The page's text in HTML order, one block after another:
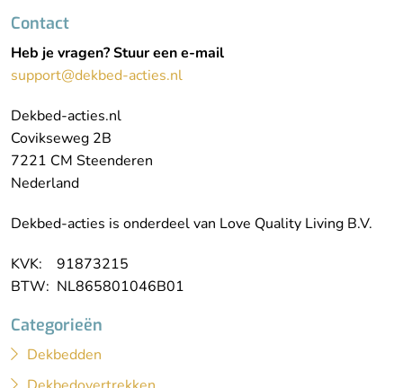
Contact
Heb je vragen? Stuur een e-mail
support@dekbed-acties.nl
Dekbed-acties.nl
Covikseweg 2B
7221 CM Steenderen
Nederland
Dekbed-acties is onderdeel van Love Quality Living B.V.
KVK: 91873215
BTW: NL865801046B01
Categorieën
Dekbedden